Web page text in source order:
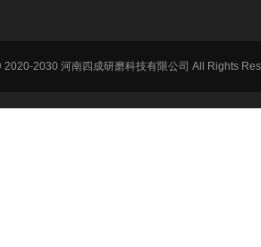
2020-2030 河南四成研磨科技有限公司 All Rights